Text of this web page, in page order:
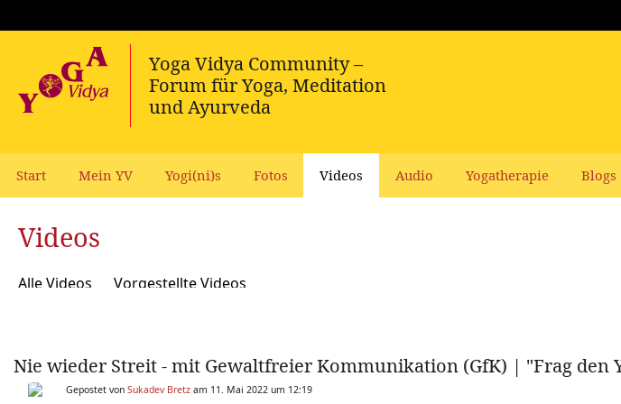
Start Mein YV Yogi(ni)s Fotos Videos Audio Yogatherapie Blogs
Videos
Alle Videos Vorgestellte Videos
Nie wieder Streit - mit Gewaltfreier Kommunikation (GfK) | "Frag den
Gepostet von Sukadev Bretz am 11. Mai 2022 um 12:19